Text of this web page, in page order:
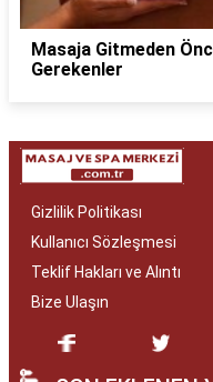
Masaja Gitmeden
Gerekenler
Gizlilik Politikası
Kullanıcı Sözleşmesi
Teklif Hakları ve Alıntı
Bize Ulaşın